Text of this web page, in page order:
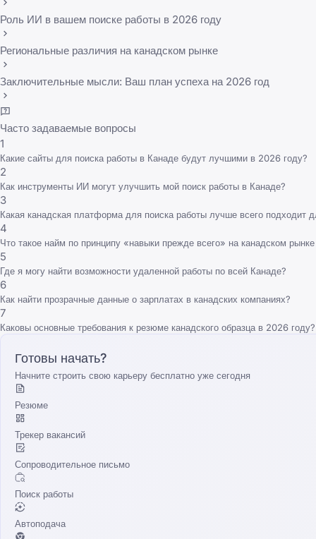
Роль ИИ в вашем поиске работы в 2026 году
Региональные различия на канадском рынке
Заключительные мысли: Ваш план успеха на 2026 год
Часто задаваемые вопросы
1
Какие сайты для поиска работы в Канаде будут лучшими в 2026 году?
2
Как инструменты ИИ могут улучшить мой поиск работы в Канаде?
3
Какая канадская платформа для поиска работы лучше всего подходит
4
Что такое найм по принципу «навыки прежде всего» на канадском
5
Где я могу найти возможности удаленной работы по всей Канаде?
6
Как найти прозрачные данные о зарплатах в канадских компаниях?
7
Каковы основные требования к резюме канадского образца в 2026 году?
Готовы начать?
Начните строить свою карьеру бесплатно уже сегодня
Резюме
Трекер вакансий
Сопроводительное письмо
Поиск работы
Автоподача